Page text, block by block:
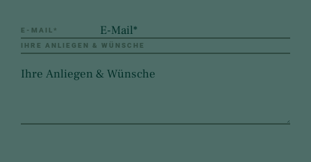
E-MAIL *
IHRE ANLIEGEN & WÜNSCHE